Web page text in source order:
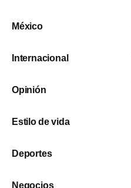
México
Internacional
Opinión
Estilo de vida
Deportes
Negocios